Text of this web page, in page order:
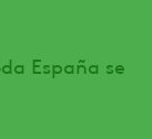
España se